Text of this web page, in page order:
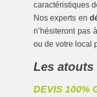
caractéristiques
Nos experts en
n’hésiteront pas
ou de votre local
Les atouts
DEVIS 100%